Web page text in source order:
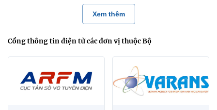
Xem thêm
Cổng thông tin điện tử các đơn vị thuộc Bộ